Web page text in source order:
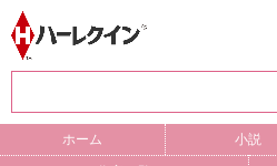
ホーム 小説